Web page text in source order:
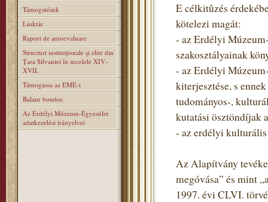
Támogatóink
Linktár
Raport de autoevaluare
Structuri instituţionale şi elite din
Ţara Silvaniei în secolele XIV–
XVII.
Támogassa az EMÉ-t
Balaur bondoc
Az Erdélyi Múzeum-Egyesület
adatkezelési irányelvei
E célkitûzés
kötelezi magát:
- az Erdélyi
szakosztályainak
- az Erdélyi
kiterjesztése, s
tudományos-,
kutatási ösztöndíjak
- az erdélyi
Az Alapítvány
megóvása” és mint
1997. évi CLVI.